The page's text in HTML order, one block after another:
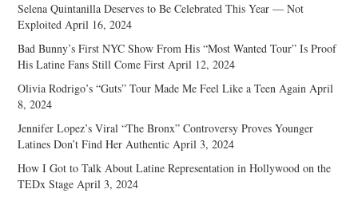
Selena Quintanilla Deserves to Be Celebrated This Year — Not
Exploited April 16, 2024
Bad Bunny’s First NYC Show From His “Most Wanted Tour” Is Proof
His Latine Fans Still Come First April 12, 2024
Olivia Rodrigo’s “Guts” Tour Made Me Feel Like a Teen Again April
8, 2024
Jennifer Lopez’s Viral “The Bronx” Controversy Proves Younger
Latines Don’t Find Her Authentic April 3, 2024
How I Got to Talk About Latine Representation in Hollywood on the
TEDx Stage April 3, 2024